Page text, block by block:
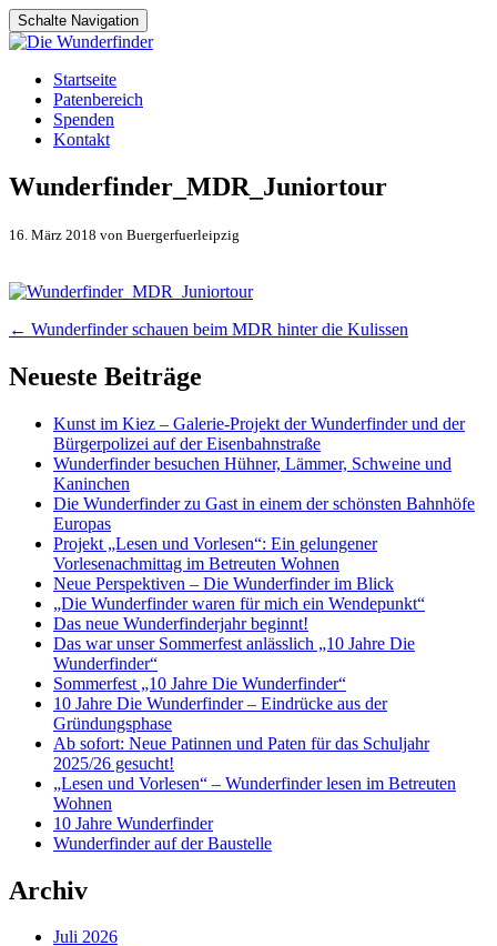
Schalte Navigation
Zum
Inhalt
springen
Startseite
Patenbereich
Spenden
Kontakt
Wunderfinder_MDR_Juniortour
16. März 2018 von Buergerfuerleipzig
Artikel-
Navigation
← Wunderfinder schauen beim MDR hinter die Kulissen
Neueste Beiträge
Kunst im Kiez – Galerie-Projekt der Wunderfinder und der
Bürgerpolizei auf der Eisenbahnstraße
Wunderfinder besuchen Hühner, Lämmer, Schweine und
Kaninchen
Die Wunderfinder zu Gast in einem der schönsten Bahnhöfe
Europas
Projekt „Lesen und Vorlesen“: Ein gelungener
Vorlesenachmittag im Betreuten Wohnen
Neue Perspektiven – Die Wunderfinder im Blick
„Die Wunderfinder waren für mich ein Wendepunkt“
Das neue Wunderfinderjahr beginnt!
Das war unser Sommerfest anlässlich „10 Jahre Die
Wunderfinder“
Sommerfest „10 Jahre Die Wunderfinder“
10 Jahre Die Wunderfinder – Eindrücke aus der
Gründungsphase
Ab sofort: Neue Patinnen und Paten für das Schuljahr
2025/26 gesucht!
„Lesen und Vorlesen“ – Wunderfinder lesen im Betreuten
Wohnen
10 Jahre Wunderfinder
Wunderfinder auf der Baustelle
Archiv
Juli 2026